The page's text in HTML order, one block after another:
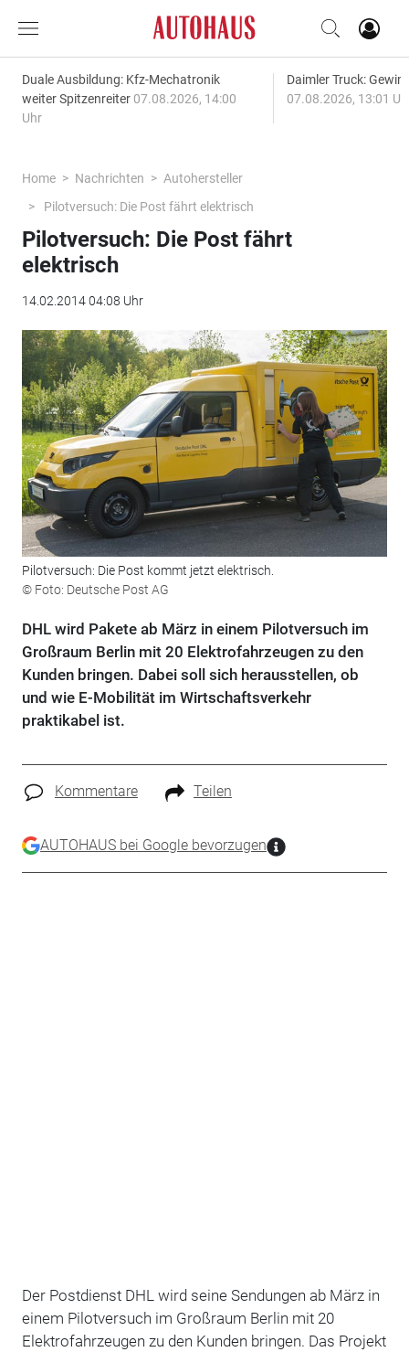
Duale Ausbildung: Kfz-Mechatronik
weiter Spitzenreiter 07.08.2026, 14:00
Uhr
Daimler Truck:
07.08.2026, 13:01
Home Nachrichten
Autohersteller
Pilotversuch: Die Post fährt elektrisch
Pilotversuch: Die Post fährt
elektrisch
14.02.2014 04:08 Uhr
Pilotversuch: Die Post kommt jetzt elektrisch.
© Foto: Deutsche Post AG
DHL wird Pakete ab März in einem Pilotversuch im
Großraum Berlin mit 20 Elektrofahrzeugen zu den
Kunden bringen. Dabei soll sich herausstellen, ob
und wie E-Mobilität im Wirtschaftsverkehr
praktikabel ist.
Kommentare Teilen
AUTOHAUS bei Google bevorzugen
Der Postdienst DHL wird seine Sendungen ab März in
einem Pilotversuch im Großraum Berlin mit 20
Elektrofahrzeugen zu den Kunden bringen. Das Projekt